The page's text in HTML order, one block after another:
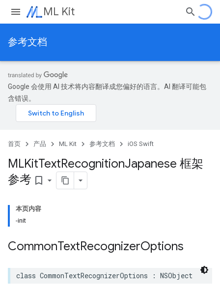
ML Kit
参考文档
Google 会使用 AI 技术将内容翻译成您偏好的语言。AI 翻译可能包
含错误。
首页 产品 ML Kit 参考文档 iOS Swift
MLKitTextRecognitionJapanese 框架
参考 bookmark_border
本页内容
-init
CommonTextRecognizerOptions
class CommonTextRecognizerOptions : NSObject